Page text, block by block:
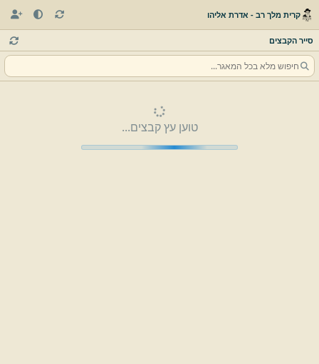
קרית מלך רב - אדרת אליהו
סייר הקבצים
טוען עץ קבצים...